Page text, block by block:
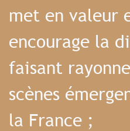
met en valeur
encourage la
faisant
scènes
la France ;